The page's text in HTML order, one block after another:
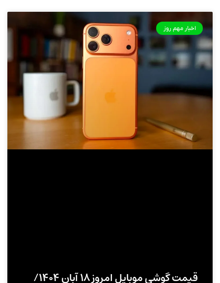
اخبار مهم روز
قیمت گوشی موبایل امروز ۱۸ آبان ۱۴۰۴/